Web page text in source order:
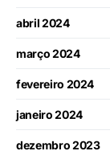
abril 2024
março 2024
fevereiro 2024
janeiro 2024
dezembro 2023